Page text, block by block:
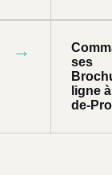
→
ses
ligne
de-